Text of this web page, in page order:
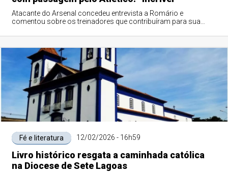
Atacante do Arsenal concedeu entrevista a Romário e
comentou sobre os treinadores que contribuíram para sua
Fé e literatura 12/02/2026 - 16h59
Livro histórico resgata a caminhada católica
na Diocese de Sete Lagoas